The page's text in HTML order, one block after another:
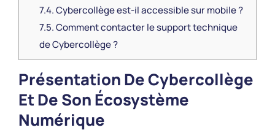
7.4.Cybercollège est-il accessible sur mobile ?
7.5.Comment contacter le support technique
de Cybercollège ?
Présentation De Cybercollège
Et De Son Écosystème
Numérique